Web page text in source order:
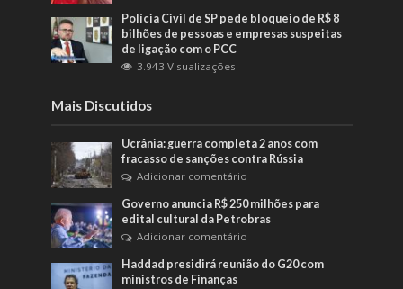
Polícia Civil de SP pede bloqueio de R$ 8
bilhões de pessoas e empresas suspeitas
de ligação com o PCC
3.943 Visualizações
Mais Discutidos
Ucrânia: guerra completa 2 anos com
fracasso de sanções contra Rússia
Adicionar comentário
Governo anuncia R$ 250 milhões para
edital cultural da Petrobras
Adicionar comentário
Haddad presidirá reunião do G20 com
ministros de Finanças